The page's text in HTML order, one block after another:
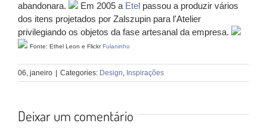
abandonara.
Em 2005 a Etel passou a produzir vários
dos itens projetados por Zalszupin para l'Atelier
privilegiando os objetos da fase artesanal da empresa.
Fonte: Ethel Leon e FlickrFulaninho
06, janeiro Categories: Design, Inspirações
Deixar um comentário